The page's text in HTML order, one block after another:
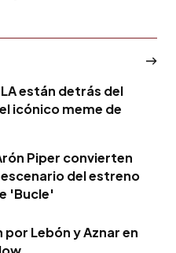
están detrás del
icónico meme de
Piper convierten
escenario del estreno
'Bucle'
por Lebón y Aznar en